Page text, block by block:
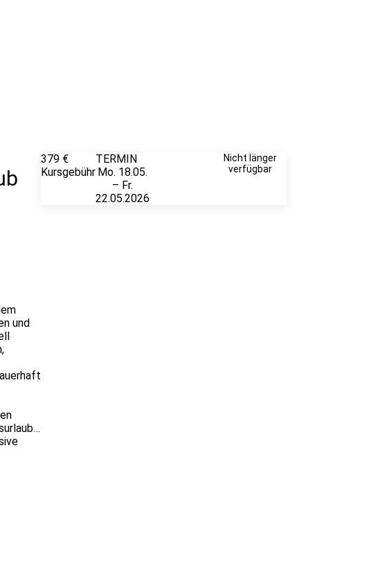
und
379 €
Kursgebühr
TERMIN
Mo. 18.05.
– Fr.
22.05.2026
Nicht länger
verfügbar